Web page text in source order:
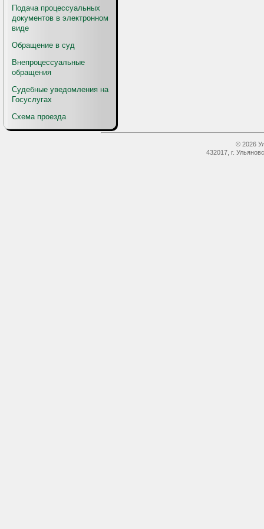
Подача процессуальных
документов в электронном
виде
Обращение в суд
Внепроцессуальные
обращения
Судебные уведомления на
Госуслугах
Схема проезда
© 2026
432017, г.